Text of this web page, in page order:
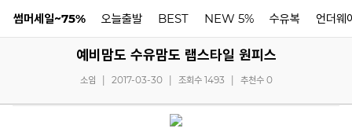
썸머세일~75% 오늘출발 BEST NEW 5% 수유복 언더웨
예비맘도 수유맘도 랩스타일 원피스
소임 2017-03-30 조회수 1493 추천수 0